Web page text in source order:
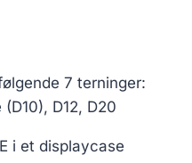
7 terninger:
D12, D20
i et displaycase